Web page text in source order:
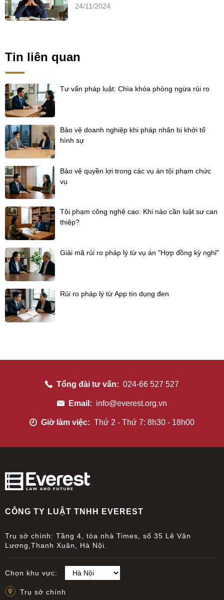
24/11/2024
Tin liên quan
Tư vấn pháp luật: Chìa khóa phòng ngừa rủi ro
Bảo vệ doanh nghiệp khi pháp nhân bị khởi tố
hình sự
Bảo vệ quyền lợi trong các vụ án tội phạm chức
vụ
Tội phạm công nghệ cao: Khi nào cần luật sư can
thiệp?
Giải mã rủi ro pháp lý từ vụ án "Hợp đồng kỳ nghỉ"
Rủi ro pháp lý từ App tín dụng đen
Tổng đài tư vấn: 024-66 527 527
Email: info@everest.org.vn
Giờ làm việc: Thứ 2 - Thứ 7: 8h30 - 18h00
CÔNG TY LUẬT TNHH EVEREST
Trụ sở chính: Tầng 4, tòa nhà Times, số 35 Lê Văn
Lương,Thanh Xuân, Hà Nội.
Chọn khu vực:
Trụ sở chính